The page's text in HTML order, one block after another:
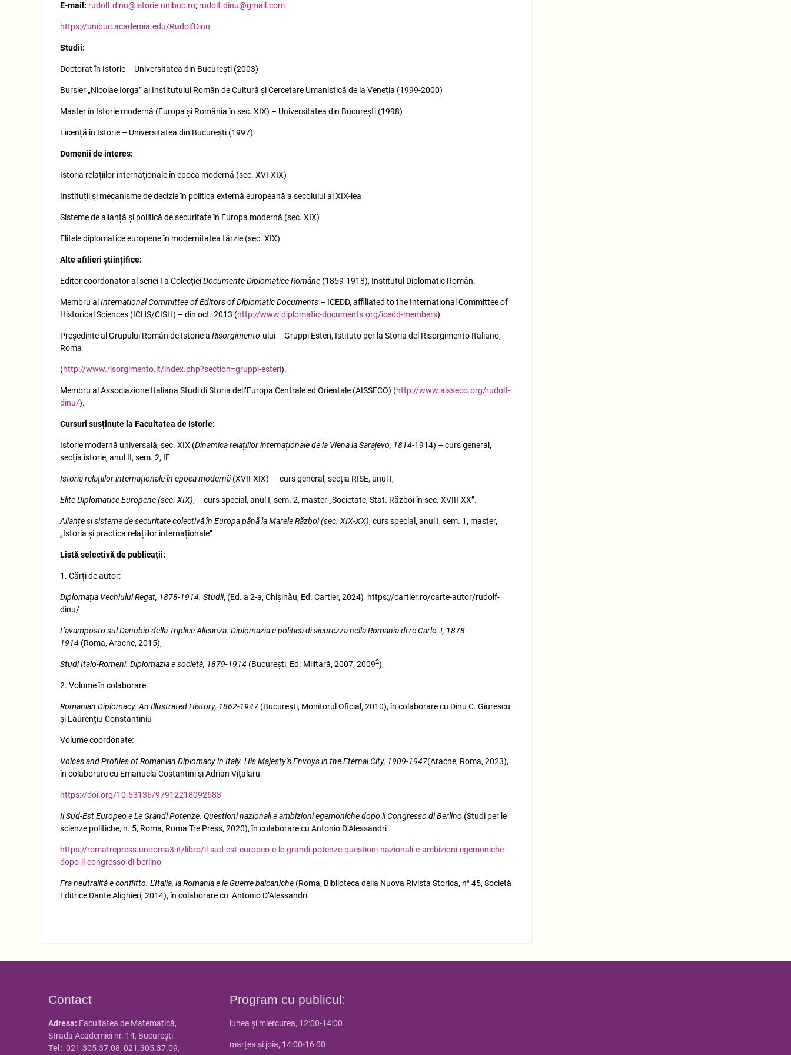
E-mail: rudolf.dinu@istorie.unibuc.ro; rudolf.dinu@gmail.com
https://unibuc.academia.edu/RudolfDinu
Studii:
Doctorat în Istorie – Universitatea din București (2003)
Bursier „Nicolae Iorga” al Institutului Român de Cultură și Cercetare Umanistică de la Veneția (1999-2000)
Master în Istorie modernă (Europa și România în sec. XIX) – Universitatea din București (1998)
Licență în Istorie – Universitatea din București (1997)
Domenii de interes:
Istoria relațiilor internaționale în epoca modernă (sec. XVI-XIX)
Instituții și mecanisme de decizie în politica externă europeană a secolului al XIX-lea
Sisteme de alianță și politică de securitate în Europa modernă (sec. XIX)
Elitele diplomatice europene în modernitatea târzie (sec. XIX)
Alte afilieri științifice:
Editor coordonator al seriei I a ColecțieiDocumente Diplomatice Române (1859-1918), Institutul Diplomatic Român.
Membru al International Committee of Editors of Diplomatic Documents – ICEDD, affiliated to the International Committee of
Historical Sciences (ICHS/CISH) – din oct. 2013 (http://www.diplomatic-documents.org/icedd-members).
Preşedinte al Grupului Român de Istorie a Risorgimento-ului – Gruppi Esteri, Istituto per la Storia del Risorgimento Italiano,
Roma
(http://www.risorgimento.it/index.php?section=gruppi-esteri).
Membru al Associazione Italiana Studi di Storia dell’Europa Centrale ed Orientale (AISSECO) (http://www.aisseco.org/rudolf-
dinu/).
Cursuri susținute la Facultatea de Istorie:
Istorie modernă universală, sec. XIX (Dinamica relațiilor internaționale de la Viena la Sarajevo, 1814-1914) – curs general,
secția istorie, anul II, sem. 2, IF
Istoria relațiilor internaționale în epoca modernă (XVII-XIX) – curs general, secția RISE, anul I,
Elite Diplomatice Europene (sec. XIX), – curs special, anul I, sem. 2, master „Societate, Stat. Război în sec. XVIII-XX”.
Alianțe și sisteme de securitate colectivă în Europa până la Marele Război (sec. XIX-XX), curs special, anul I, sem. 1, master,
„Istoria și practica relațiilor internaționale”
Listǎ selectivǎ de publicații:
1. Cărți de autor:
Diplomația Vechiului Regat, 1878-1914. Studii, (Ed. a 2-a, Chișinău, Ed. Cartier, 2024) https://cartier.ro/carte-autor/rudolf-
dinu/
L’avamposto sul Danubio della Triplice Alleanza. Diplomazia e politica di sicurezza nella Romania di re Carlo I, 1878-
1914 (Roma, Aracne, 2015),
Studi Italo-Romeni. Diplomazia e società, 1879-1914 (București, Ed. Militară, 2007, 20092),
2. Volume în colaborare:
Romanian Diplomacy. An Illustrated History, 1862-1947 (București, Monitorul Oficial, 2010), în colaborare cu Dinu C. Giurescu
și Laurențiu Constantiniu
Volume coordonate:
Voices and Profiles of Romanian Diplomacy in Italy. His Majesty’s Envoys in the Eternal City, 1909-1947(Aracne, Roma, 2023),
în colaborare cu Emanuela Costantini și Adrian Vițalaru
https://doi.org/10.53136/97912218092683
Il Sud-Est Europeo e Le Grandi Potenze. Questioni nazionali e ambizioni egemoniche dopo il Congresso di Berlino (Studi per le
scienze politiche, n. 5, Roma, Roma Tre Press, 2020), în colaborare cu Antonio D’Alessandri
https://romatrepress.uniroma3.it/libro/il-sud-est-europeo-e-le-grandi-potenze-questioni-nazionali-e-ambizioni-egemoniche-
dopo-il-congresso-di-berlino
Fra neutralità e conflitto. L’Italia, la Romania e le Guerre balcaniche (Roma, Biblioteca della Nuova Rivista Storica, n° 45, Società
Editrice Dante Alighieri, 2014), în colaborare cu Antonio D’Alessandri.
Contact
Adresa: Facultatea de Matematică,
Strada Academiei nr. 14, Bucureşti
Tel: 021.305.37.08, 021.305.37.09,
Program cu publicul:
lunea și miercurea, 12:00-14:00
marțea și joia, 14:00-16:00